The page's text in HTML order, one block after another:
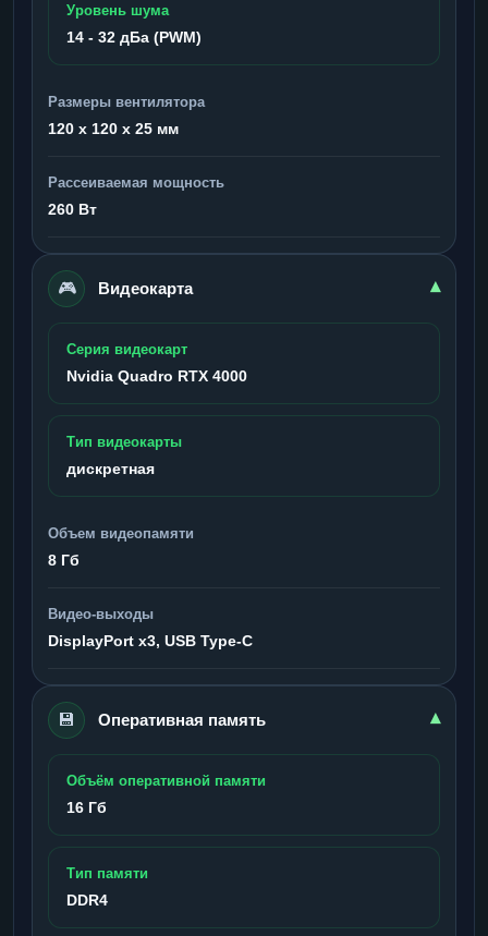
Уровень шума
14 - 32 дБа (PWM)
Размеры вентилятора
120 x 120 x 25 мм
Рассеиваемая мощность
260 Вт
🎮 Видеокарта ▾
Серия видеокарт
Nvidia Quadro RTX 4000
Тип видеокарты
дискретная
Объем видеопамяти
8 Гб
Видео-выходы
DisplayPort x3, USB Type-C
💾 Оперативная память ▾
Объём оперативной памяти
16 Гб
Тип памяти
DDR4